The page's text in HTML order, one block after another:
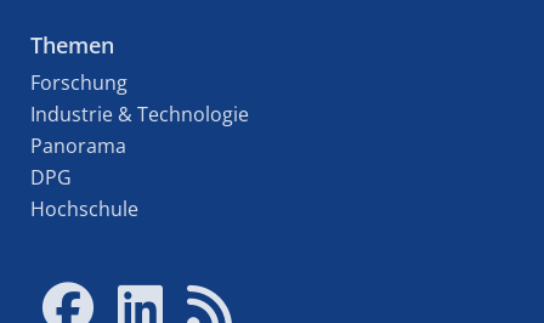
Themen
Forschung
Industrie & Technologie
Panorama
DPG
Hochschule